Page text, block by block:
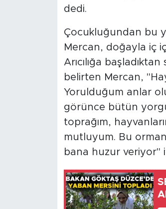
dedi.
Çocukluğundan bu
Mercan, doğayla iç
Arıcılığa
belirten Mercan,
Yorulduğum anlar
görünce bütün
toprağım,
mutluyum. Bu
bana huzur veriyor"